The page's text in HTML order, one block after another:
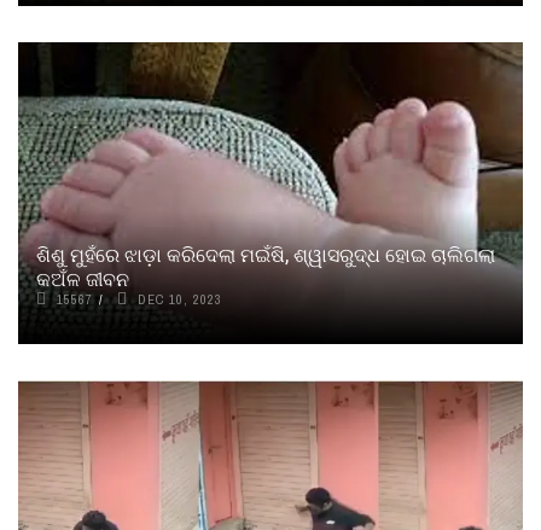
ଶିଶୁ ମୁହଁରେ ଝାଡ଼ା କରିଦେଲା ମଇଁଷି, ଶ୍ୱାସରୁଦ୍ଧ ହୋଇ ଚାଲିଗଲା
କଅଁଳ ଜୀବନ
15567 DEC 10, 2023